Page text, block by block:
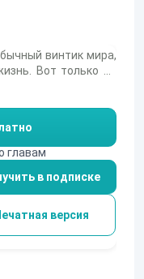
винтик мира,
Вот только не
ты становишься
семьей, а третьи
будет послушно
Хочешь
только понять,
ли?
главам
в подписке
версия